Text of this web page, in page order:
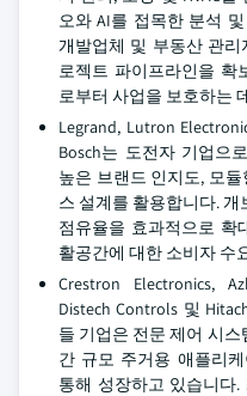
오와 AI를 접목한 분석
개발업체 및 부동산 관
로젝트 파이프라인을 확
로부터 사업을 보호하는
Legrand, Lutron
Bosch는 도전자 기업으
높은 브랜드 인지도, 모
스 설계를 활용합니다.
점유율을 효과적으로 확
활공간에 대한 소비자 수
Crestron Electronics,
Distech Controls 및
들 기업은 전문 제어 시
간 규모 주거용 애플리
통해 성장하고 있습니다